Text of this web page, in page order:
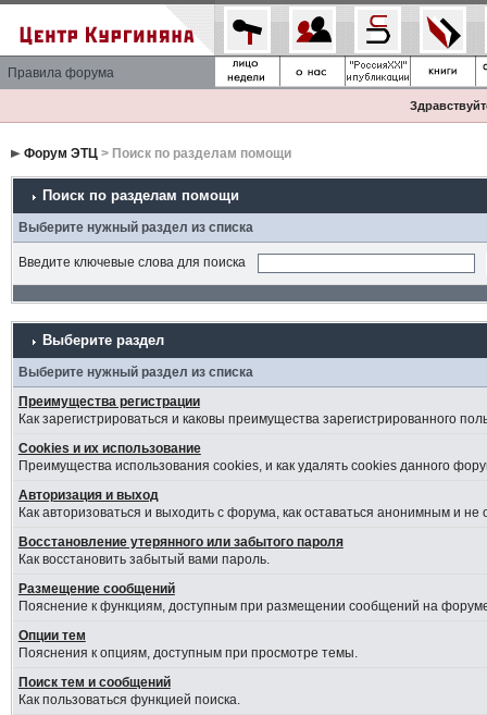
Правила форума
Форум ЭТЦ> Поиск по разделам помощи
Поиск по разделам помощи
Выберите нужный раздел из списка
Введите ключевые слова для поиска
Выберите раздел
Выберите нужный раздел из списка
Преимущества регистрации
Как зарегистрироваться и каковы преимущества зарегистрированного
Cookies и их использование
Преимущества использования cookies, и как удалять cookies данного
Авторизация и выход
Как авторизоваться и выходить с форума, как оставаться анонимным и
Восстановление утерянного или забытого пароля
Как восстановить забытый вами пароль.
Размещение сообщений
Пояснение к функциям, доступным при размещении сообщений на
Опции тем
Пояснения к опциям, доступным при просмотре темы.
Поиск тем и сообщений
Как пользоваться функцией поиска.